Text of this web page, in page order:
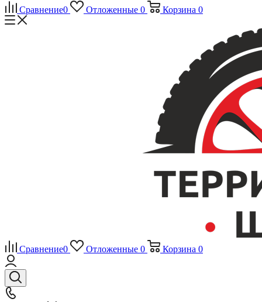
Сравнение0 Отложенные 0 Корзина 0
Сравнение0 Отложенные 0 Корзина 0